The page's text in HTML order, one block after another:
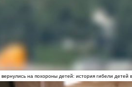
на похороны детей: история гибели детей